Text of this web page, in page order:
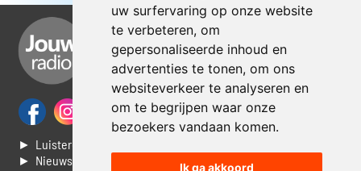
uw surfervaring op onze website
te verbeteren, om
gepersonaliseerde inhoud en
advertenties te tonen, om ons
websiteverkeer te analyseren en
om te begrijpen waar onze
bezoekers vandaan komen.
Ik ga akkoord
► Luisteren naar Jouwradio
► Nieuws